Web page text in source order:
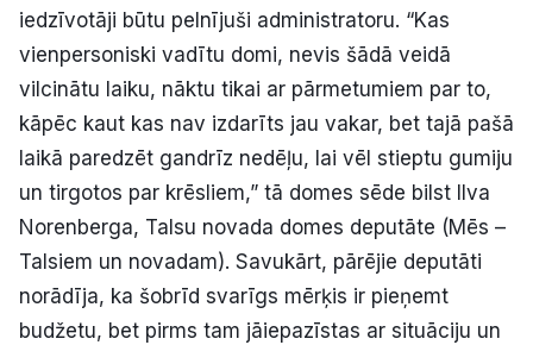
iedzīvotāji būtu pelnījuši administratoru. “Kas
vienpersoniski vadītu domi, nevis šādā veidā
vilcinātu laiku, nāktu tikai ar pārmetumiem par to,
kāpēc kaut kas nav izdarīts jau vakar, bet tajā pašā
laikā paredzēt gandrīz nedēļu, lai vēl stieptu gumiju
un tirgotos par krēsliem,” tā domes sēde bilst Ilva
Norenberga, Talsu novada domes deputāte (Mēs –
Talsiem un novadam). Savukārt, pārējie deputāti
norādīja, ka šobrīd svarīgs mērķis ir pieņemt
budžetu, bet pirms tam jāiepazīstas ar situāciju un